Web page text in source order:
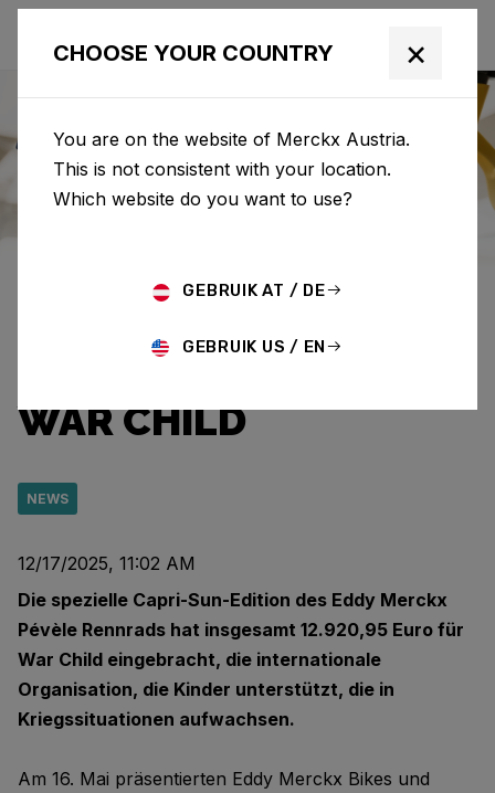
Category: News
CAPRI-SUN SAMMELN
12.920,95 EURO FÜR
WAR CHILD
NEWS
12/17/2025, 11:02 AM
Die spezielle Capri-Sun-Edition des Eddy Merckx
Pévèle Rennrads hat insgesamt 12.920,95 Euro für
War Child eingebracht, die internationale
Organisation, die Kinder unterstützt, die in
Kriegssituationen aufwachsen.
Am 16. Mai präsentierten Eddy Merckx Bikes und
CHOOSE YOUR COUNTRY ×
You are on the website of Merckx Austria.
This is not consistent with your location.
Which website do you want to use?
GEBRUIK AT / DE
GEBRUIK US / EN